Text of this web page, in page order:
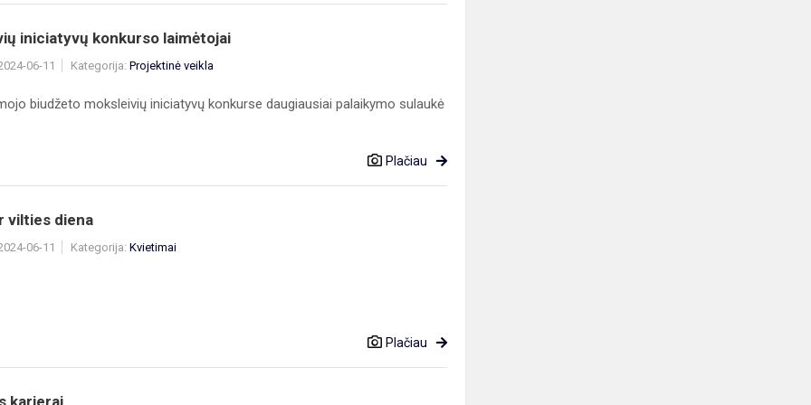
iniciatyvų konkurso laimėtojai
06-11 Kategorija: Projektinė veikla
biudžeto moksleivių iniciatyvų konkurse daugiausiai palaikymo sulaukė
Plačiau
vilties diena
06-11 Kategorija: Kvietimai
Plačiau
karjerai